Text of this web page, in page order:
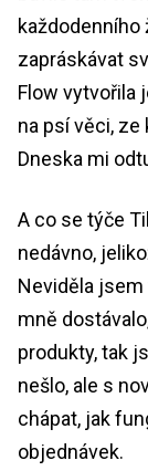
zapráskávat
Flow vytvořila
na psí věci,
Dneska mi
A co se týče
nedávno,
Neviděla jsem
mně
produkty, tak
nešlo, ale s
chápat, jak
objednávek.